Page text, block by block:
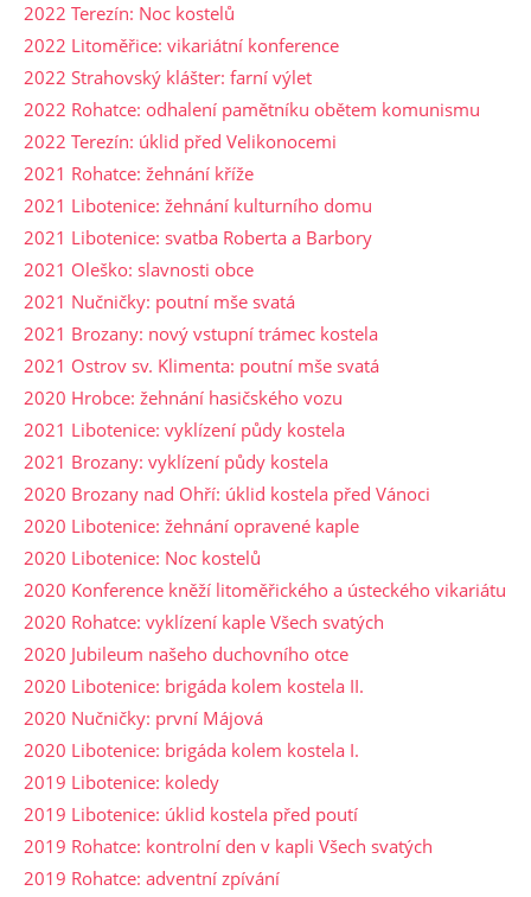
2022 Terezín: Noc kostelů
2022 Litoměřice: vikariátní konference
2022 Strahovský klášter: farní výlet
2022 Rohatce: odhalení pamětníku obětem komunismu
2022 Terezín: úklid před Velikonocemi
2021 Rohatce: žehnání kříže
2021 Libotenice: žehnání kulturního domu
2021 Libotenice: svatba Roberta a Barbory
2021 Oleško: slavnosti obce
2021 Nučničky: poutní mše svatá
2021 Brozany: nový vstupní trámec kostela
2021 Ostrov sv. Klimenta: poutní mše svatá
2020 Hrobce: žehnání hasičského vozu
2021 Libotenice: vyklízení půdy kostela
2021 Brozany: vyklízení půdy kostela
2020 Brozany nad Ohří: úklid kostela před Vánoci
2020 Libotenice: žehnání opravené kaple
2020 Libotenice: Noc kostelů
2020 Konference kněží litoměřického a ústeckého vikariátu
2020 Rohatce: vyklízení kaple Všech svatých
2020 Jubileum našeho duchovního otce
2020 Libotenice: brigáda kolem kostela II.
2020 Nučničky: první Májová
2020 Libotenice: brigáda kolem kostela I.
2019 Libotenice: koledy
2019 Libotenice: úklid kostela před poutí
2019 Rohatce: kontrolní den v kapli Všech svatých
2019 Rohatce: adventní zpívání